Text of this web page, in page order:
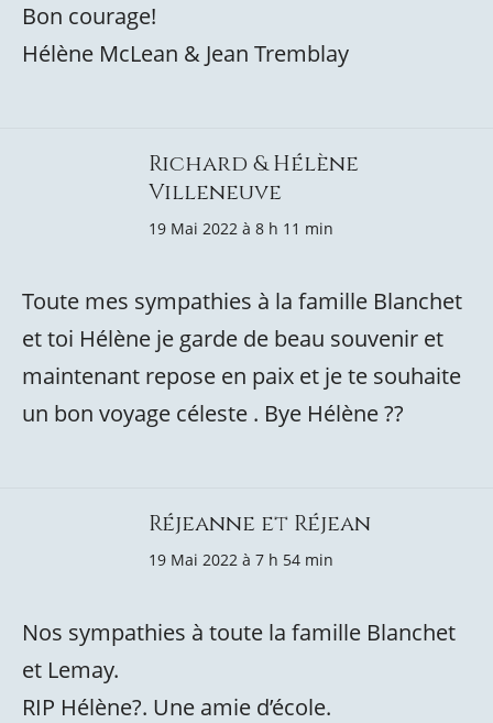
Bon courage!
Hélène McLean & Jean Tremblay
Richard & Hélène
Villeneuve
19 Mai 2022 à 8 h 11 min
Toute mes sympathies à la famille Blanchet
et toi Hélène je garde de beau souvenir et
maintenant repose en paix et je te souhaite
un bon voyage céleste . Bye Hélène ??
Réjeanne et Réjean
19 Mai 2022 à 7 h 54 min
Nos sympathies à toute la famille Blanchet
et Lemay.
RIP Hélène?. Une amie d’école.